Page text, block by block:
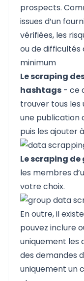
prospects.
issues d’un
vérifiées, les
ou de difficultés
minimum
Le scraping
hashtags - ce
trouver tous
une publication
puis les ajouter
Le scraping de
les membres
votre choix.
En outre, il
pouvez inclure
uniquement les
des demandes
uniquement un